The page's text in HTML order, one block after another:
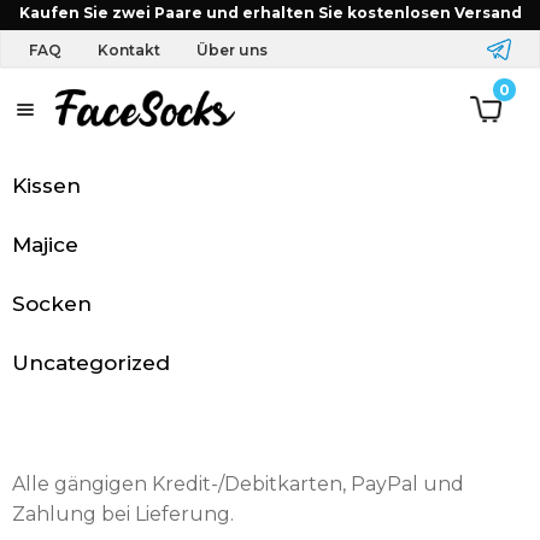
Kaufen Sie zwei Paare und erhalten Sie kostenlosen Versand
FAQ Kontakt Über uns
0
Startseite FAQ
Welche Zahlungsarten akzeptieren
Sie?
S
t
Alle gängigen Kredit-/Debitkarten, PayPal und
Zahlung bei Lieferung.
Gift card
Kissen
Majice
Socken
Uncategorized